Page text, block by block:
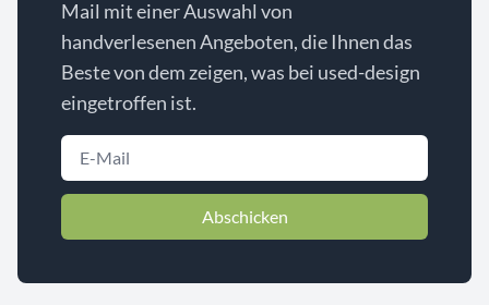
Mail mit einer Auswahl von
handverlesenen Angeboten, die Ihnen das
Beste von dem zeigen, was bei used-design
eingetroffen ist.
Abschicken